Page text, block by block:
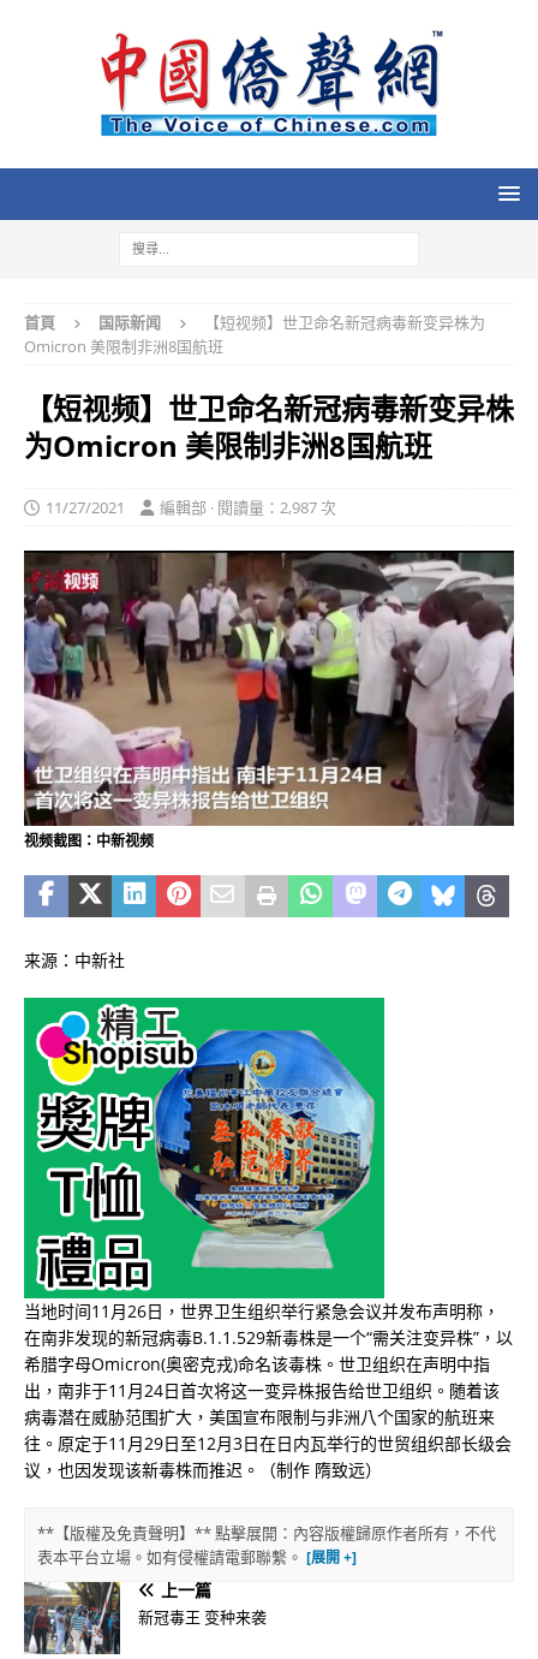
首頁 国际新闻
【短视频】世卫命名新冠病毒新变异株为
Omicron 美限制非洲8国航班
【短视频】世卫命名新冠病毒新变异株
为Omicron 美限制非洲8国航班
11/27/2021 編輯部 · 閱讀量：2,987 次
视频截图：中新视频
来源：中新社
当地时间11月26日，世界卫生组织举行紧急会议并发布声明称，
在南非发现的新冠病毒B.1.1.529新毒株是一个“需关注变异株”，以
希腊字母Omicron(奥密克戎)命名该毒株。世卫组织在声明中指
出，南非于11月24日首次将这一变异株报告给世卫组织。随着该
病毒潜在威胁范围扩大，美国宣布限制与非洲八个国家的航班来
往。原定于11月29日至12月3日在日内瓦举行的世贸组织部长级会
议，也因发现该新毒株而推迟。（制作 隋致远）
**【版權及免責聲明】** 點擊展開：內容版權歸原作者所有，不代
表本平台立場。如有侵權請電郵聯繫。
上一篇
新冠毒王 变种来袭